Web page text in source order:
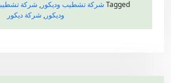
Tagged شركة تشطيب وديكور, شركة
وديكور, شركة ديكور